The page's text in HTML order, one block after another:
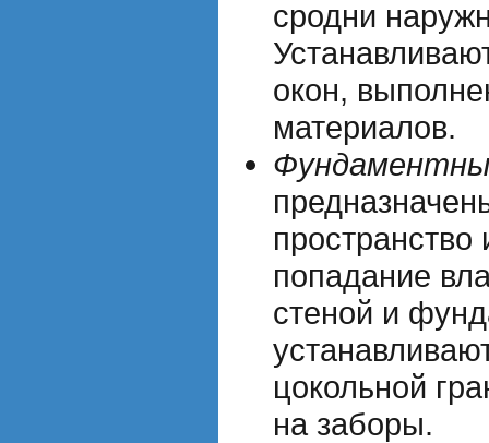
сродни
окон,
материалов.
пространство
попадание
стеной и
цокольной
на заборы.